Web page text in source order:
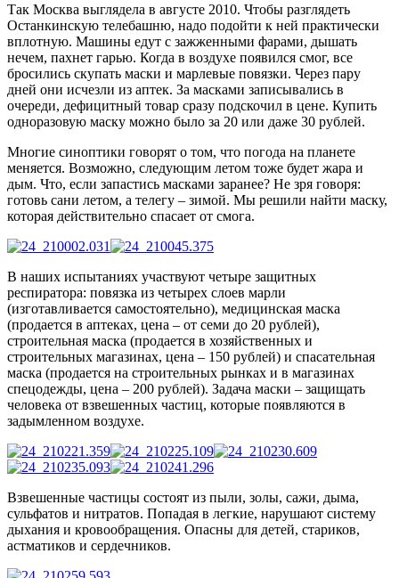
Так Москва выглядела в августе 2010. Чтобы разглядеть
Останкинскую телебашню, надо подойти к ней практически
вплотную. Машины едут с зажженными фарами, дышать
нечем, пахнет гарью. Когда в воздухе появился смог, все
бросились скупать маски и марлевые повязки. Через пару
дней они исчезли из аптек. За масками записывались в
очереди, дефицитный товар сразу подскочил в цене. Купить
одноразовую маску можно было за 20 или даже 30 рублей.
Многие синоптики говорят о том, что погода на планете
меняется. Возможно, следующим летом тоже будет жара и
дым. Что, если запастись масками заранее? Не зря говоря:
готовь сани летом, а телегу – зимой. Мы решили найти маску,
которая действительно спасает от смога.
В наших испытаниях участвуют четыре защитных
респиратора: повязка из четырех слоев марли
(изготавливается самостоятельно), медицинская маска
(продается в аптеках, цена – от семи до 20 рублей),
строительная маска (продается в хозяйственных и
строительных магазинах, цена – 150 рублей) и спасательная
маска (продается на строительных рынках и в магазинах
спецодежды, цена – 200 рублей). Задача маски – защищать
человека от взвешенных частиц, которые появляются в
задымленном воздухе.
Взвешенные частицы состоят из пыли, золы, сажи, дыма,
сульфатов и нитратов. Попадая в легкие, нарушают систему
дыхания и кровообращения. Опасны для детей, стариков,
астматиков и сердечников.